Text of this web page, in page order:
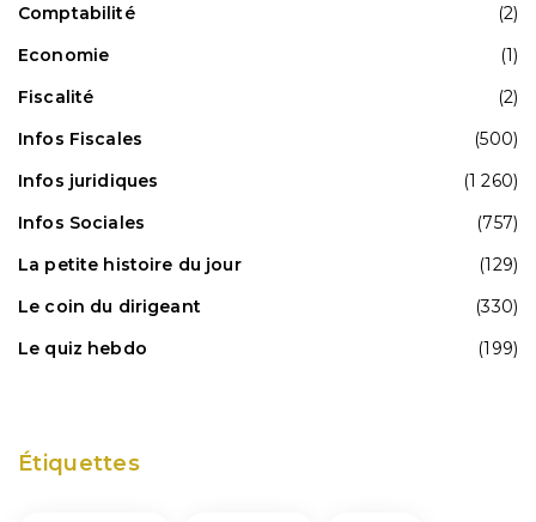
Comptabilité
(2)
Economie
(1)
Fiscalité
(2)
Infos Fiscales
(500)
Infos juridiques
(1 260)
Infos Sociales
(757)
La petite histoire du jour
(129)
Le coin du dirigeant
(330)
Le quiz hebdo
(199)
Étiquettes